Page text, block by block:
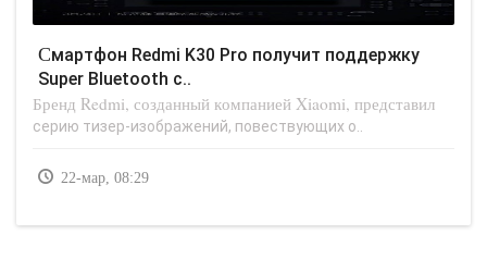
Смартфон Redmi K30 Pro получит поддержку
Super Bluetooth с..
Бренд Redmi, созданный компанией Xiaomi, представил
серию тизер-изображений, повествующих о..
22-мар, 08:29